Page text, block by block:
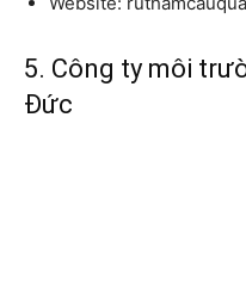
5. Công ty môi
Đức